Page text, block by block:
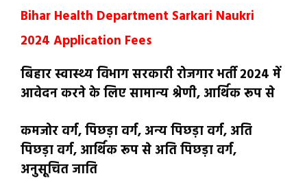
Bihar Health Department Sarkari Naukri
2024 Application Fees
बिहार स्वास्थ्य विभाग सरकारी रोजगार भर्ती 2024 में
आवेदन करने के लिए सामान्य श्रेणी, आर्थिक रूप से
कमजोर वर्ग, पिछड़ा वर्ग, अन्य पिछड़ा वर्ग, अति
पिछड़ा वर्ग, आर्थिक रूप से अति पिछड़ा वर्ग,
अनुसूचित जाति